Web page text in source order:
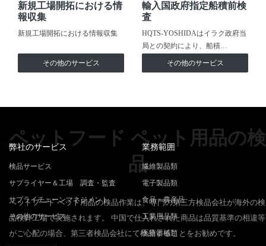
新規工場開拓における情
報収集
新規工場開拓における情報収集
その他のサービス
輸入国政府指定船積前検
査
HQTS-YOSHIDAはイラク政府当
局との契約により、船積…
その他のサービス
ペットフード ペット用品の検
品
ペットフード ペット用品の検品作業は、専門の第三方検品会社が海外の検
品検針工場で実施されます。 中国で仕入れされた商品は品質基準の相違等
がご心配の場合、第三者検品会社にて検品することをお勧めです。
弊社のサービス
検品サービス
サプライヤー＆工場 調査・監査
サプライチェーンマネジメント
その他のサービス
業務範囲
繊維製品類
電子製品類
食品・農産品
工業用品類
医療器械類